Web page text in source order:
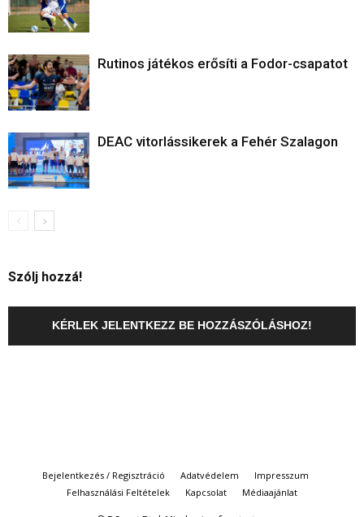
Rutinos játékos erősíti a Fodor-csapatot
DEAC vitorlássikerek a Fehér Szalagon
Szólj hozzá!
KÉRLEK JELENTKEZZ BE HOZZÁSZÓLÁSHOZ!
Bejelentkezés / Regisztráció Adatvédelem
Impresszum
Felhasználási Feltételek
Kapcsolat Médiaajánlat